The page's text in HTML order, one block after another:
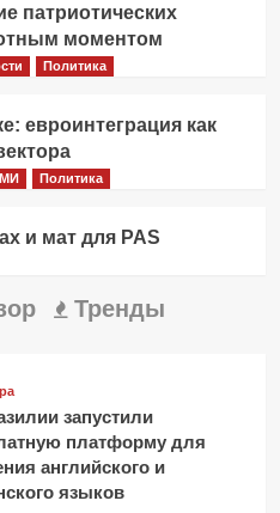
патриотических
моментом
Политика
евроинтеграция как
Политика
и мат для PAS
Тренды
запустили
платформу для
английского и
языков